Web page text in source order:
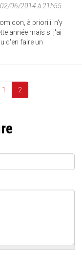
02/06/2014 à 21h55
à priori il n'y
année mais si j'ai
d'en faire un
1 2